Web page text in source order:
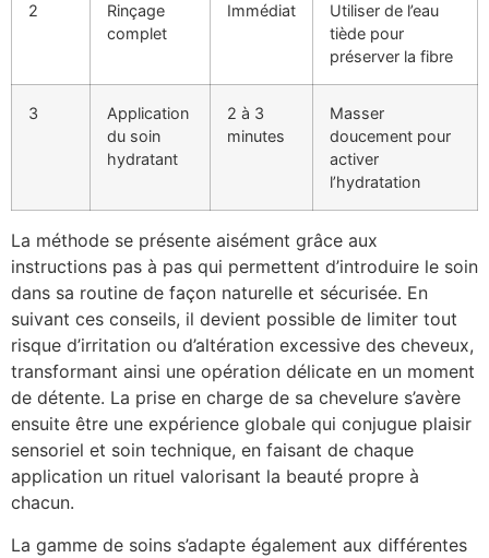
2
Rinçage
complet
Immédiat
Utiliser de l’eau
tiède pour
préserver la fibre
3
Application
du soin
hydratant
2 à 3
minutes
Masser
doucement pour
activer
l’hydratation
La méthode se présente aisément grâce aux
instructions pas à pas qui permettent d’introduire le soin
dans sa routine de façon naturelle et sécurisée. En
suivant ces conseils, il devient possible de limiter tout
risque d’irritation ou d’altération excessive des cheveux,
transformant ainsi une opération délicate en un moment
de détente. La prise en charge de sa chevelure s’avère
ensuite être une expérience globale qui conjugue plaisir
sensoriel et soin technique, en faisant de chaque
application un rituel valorisant la beauté propre à
chacun.
La gamme de soins s’adapte également aux différentes